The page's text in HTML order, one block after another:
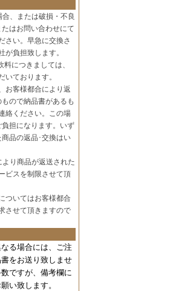
、または破損・不良
はお問い合わせにて
さい。早急に交換さ
負担致します。
につきましては、
いております。
お客様都合により返
ので納品書があるも
絡ください。この場
担になります。いず
品の返品･交換はい
り商品が返送された
ビスを制限させて頂
ついてはお客様都合
させて頂きますので
る場合には、 ご注
をお送り致しませ
ですが、備考欄に
い致します。